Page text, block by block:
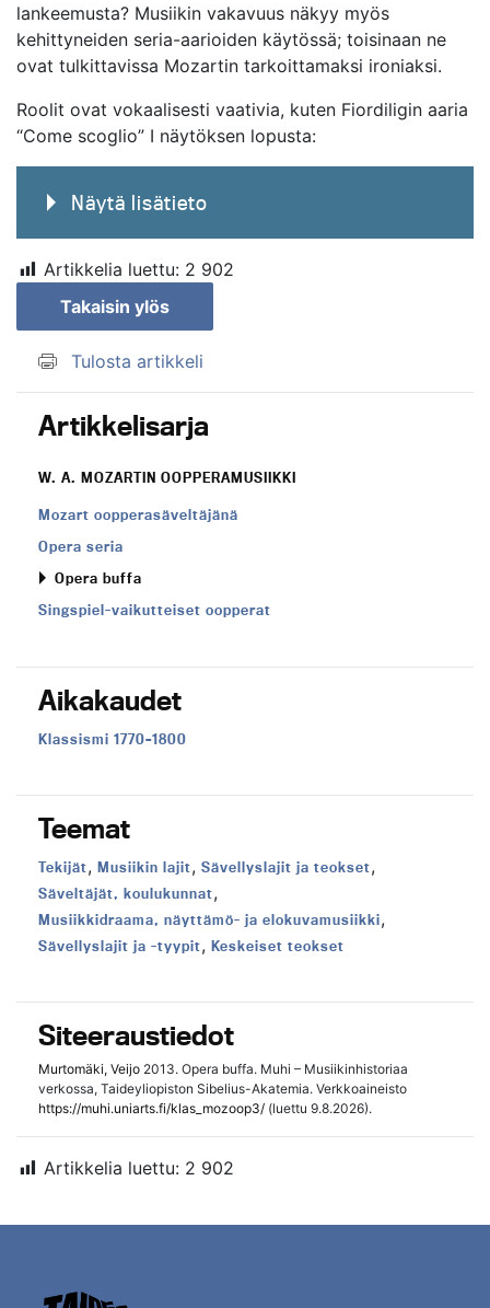
lankeemusta? Musiikin vakavuus näkyy myös
kehittyneiden seria-aarioiden käytössä; toisinaan ne
ovat tulkittavissa Mozartin tarkoittamaksi ironiaksi.
Roolit ovat vokaalisesti vaativia, kuten Fiordiligin aaria
“Come scoglio” I näytöksen lopusta:
Näytä lisätieto
Artikkelia luettu: 2 902
Takaisin ylös
Tulosta artikkeli
Artikkelisarja
W. A. MOZARTIN OOPPERAMUSIIKKI
Mozart oopperasäveltäjänä
Opera seria
Opera buffa
Singspiel-vaikutteiset oopperat
Aikakaudet
Aikakausi:
Klassismi 1770–1800
Teemat
Teema:
Tekijät, Teema:
Musiikin lajit, Teema:
Sävellyslajit ja teokset,
Teema:
Säveltäjät, koulukunnat,
Teema:
Musiikkidraama, näyttämö- ja elokuvamusiikki,
Teema:
Sävellyslajit ja -tyypit, Teema:
Keskeiset teokset
Siteeraustiedot
Murtomäki, Veijo 2013. Opera buffa. Muhi – Musiikinhistoriaa
verkossa, Taideyliopiston Sibelius-Akatemia. Verkkoaineisto
https://muhi.uniarts.fi/klas_mozoop3/ (luettu 9.8.2026).
Artikkelia luettu: 2 902